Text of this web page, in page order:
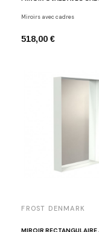
Miroirs avec cadres
518,00 €
FROST DENMARK